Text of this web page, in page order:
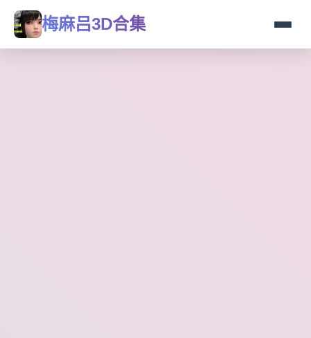
梅麻吕3D合集